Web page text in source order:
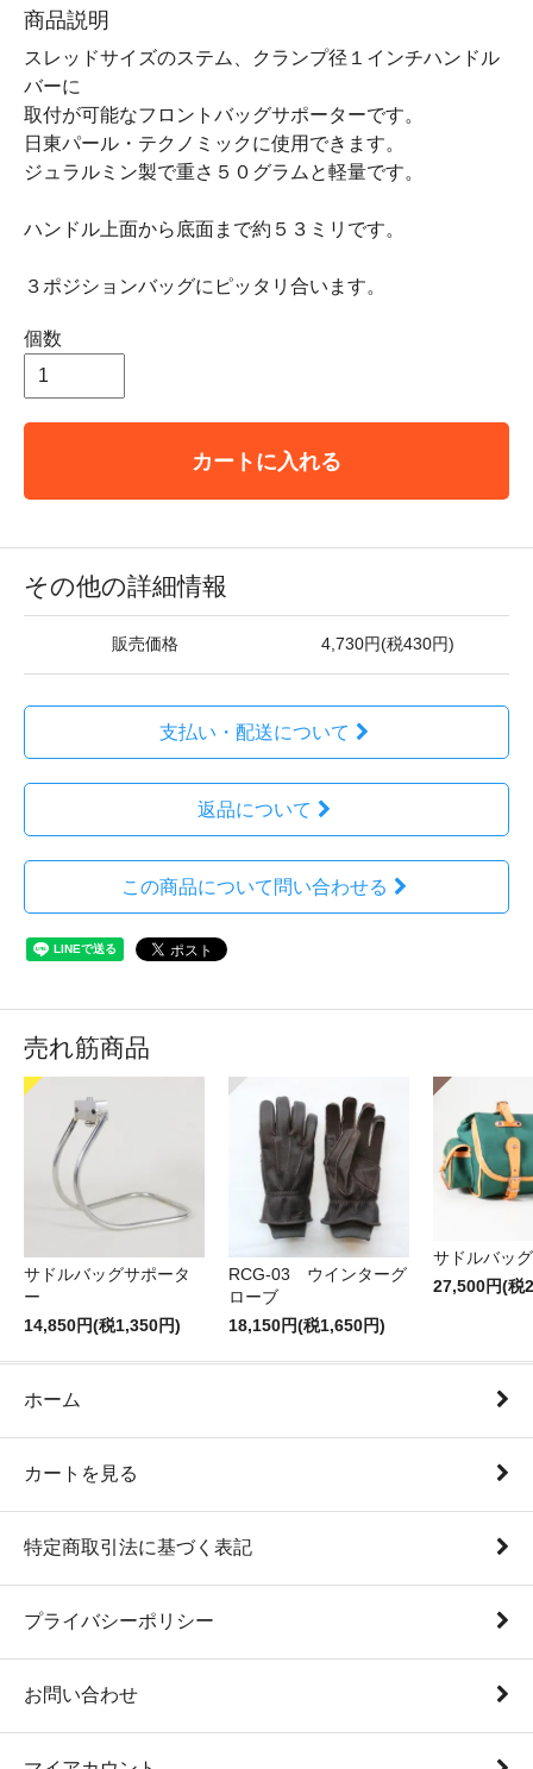
商品説明
スレッドサイズのステム、クランプ径１インチハンドル
バーに
取付が可能なフロントバッグサポーターです。
日東パール・テクノミックに使用できます。
ジュラルミン製で重さ５０グラムと軽量です。
ハンドル上面から底面まで約５３ミリです。
３ポジションバッグにピッタリ合います。
個数
カートに入れる
その他の詳細情報
販売価格 4,730円(税430円)
支払い・配送について
返品について
この商品について問い合わせる
売れ筋商品
サドルバッグサポータ
ー
14,850円(税1,350円)
RCG-03 ウインターグ
ローブ
18,150円(税1,650円)
サドルバッ
27,500円(税
ホーム
カートを見る
特定商取引法に基づく表記
プライバシーポリシー
お問い合わせ